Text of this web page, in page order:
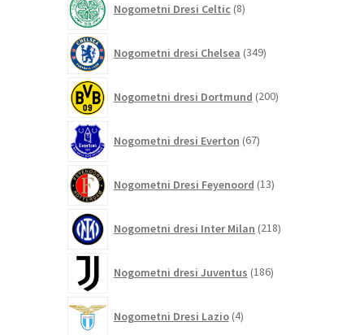
Nogometni Dresi Celtic 8izdelkov
Nogometni dresi Chelsea 349izdelkov
Nogometni dresi Dortmund 200izdelkov
Nogometni dresi Everton 67izdelkov
Nogometni Dresi Feyenoord 13izdelkov
Nogometni dresi Inter Milan 218izdelkov
Nogometni dresi Juventus 186izdelkov
Nogometni Dresi Lazio 4izdelki